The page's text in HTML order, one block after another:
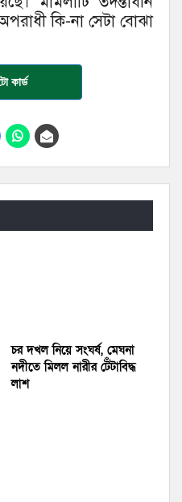
কি-না সেটা বোঝা
কার্ড
চর দখল নিয়ে সংঘর্ষ, মেঘনা
নদীতে মিলল নারীর টেঁটাবিদ্ধ
লাশ